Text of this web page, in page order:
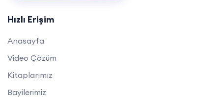
Hızlı Erişim
Anasayfa
Video Çözüm
Kitaplarımız
Bayilerimiz